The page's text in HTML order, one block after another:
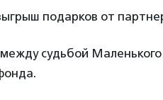
подарков от
судьбой